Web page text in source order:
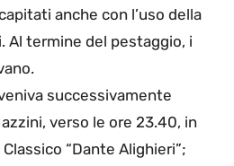
anche con l’uso della
Al termine del pestaggio, i
successivamente
verso le ore 23.40, in
“Dante Alighieri”;